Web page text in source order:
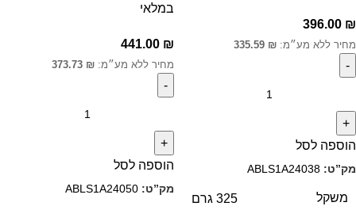
396.00 ₪
מחיר ללא מע״מ: 335.59 ₪
הוספה לסל
מק”ט: ABLS1A24038
משקל 325 גרם
במלאי
441.00 ₪
מחיר ללא מע״מ: 373.73 ₪
הוספה לסל
מק”ט: ABLS1A24050